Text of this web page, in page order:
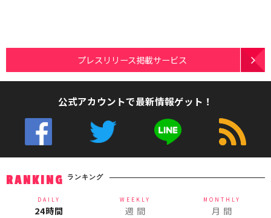
プレスリリース掲載サービス
公式アカウントで最新情報ゲット！
RANKING ランキング
DAILY
24時間
WEEKLY
週 間
MONTHLY
月 間